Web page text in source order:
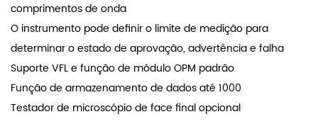
comprimentos de onda
O instrumento pode definir o limite de medição para
determinar o estado de aprovação, advertência e falha
Suporte VFL e função de módulo OPM padrão
Função de armazenamento de dados até 1000
Testador de microscópio de face final opcional